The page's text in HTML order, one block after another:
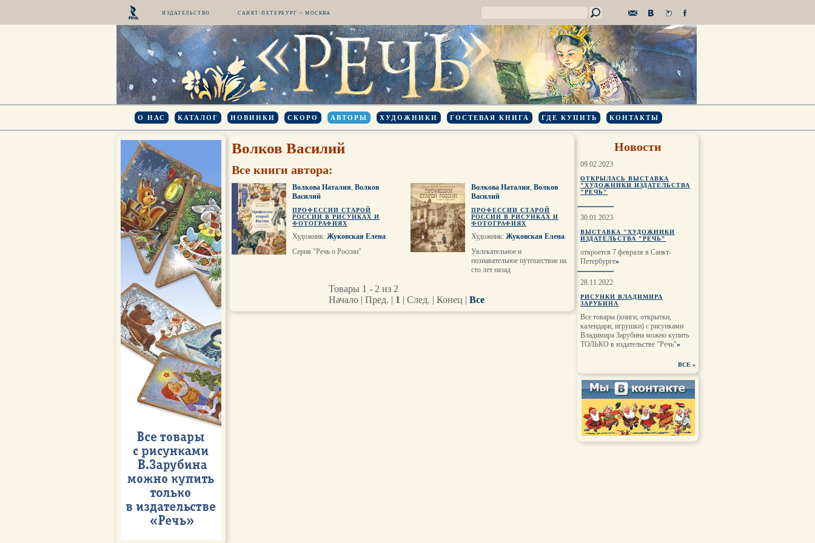
ИЗДАТЕЛЬСТВО САНКТ-ПЕТЕРБУРГ – МОСКВА
О НАС КАТАЛОГ НОВИНКИ СКОРО АВТОРЫ ХУДОЖНИКИ ГОСТЕВАЯ КНИГА ГДЕ КУПИТЬ КОНТАКТЫ
Волков Василий
Все книги автора:
Волкова Наталия, Волков
Василий
ПРОФЕССИИ СТАРОЙ
РОССИИ В РИСУНКАХ И
ФОТОГРАФИЯХ
Художник: Жуковская Елена
Серия "Речь о России"
Волкова Наталия, Волков
Василий
ПРОФЕССИИ СТАРОЙ
РОССИИ В РИСУНКАХ И
ФОТОГРАФИЯХ
Художник: Жуковская Елена
Увлекательное и
познавательное путешествие на
сто лет назад
Товары 1 - 2 из 2
Начало | Пред. | 1 | След. | Конец | Все
Новости
09.02.2023
ОТКРЫЛАСЬ ВЫСТАВКА
"ХУДОЖНИКИ ИЗДАТЕЛЬСТВА
"РЕЧЬ"
30.01.2023
ВЫСТАВКА "ХУДОЖНИКИ
ИЗДАТЕЛЬСТВА "РЕЧЬ"
откроется 7 февраля в Санкт-
Петербурге»
28.11.2022
РИСУНКИ ВЛАДИМИРА
ЗАРУБИНА
Все товары (книги, открытки,
календари, игрушки) с рисунками
Владимира Зарубина можно купить
ТОЛЬКО в издательстве "Речь"»
ВСЕ »